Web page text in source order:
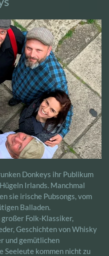
Donkeys ihr Publikum
Irlands. Manchmal
sie irische Pubsongs, vom
Balladen.
Folk-Klassiker,
Geschichten von Whisky
und gemütlichen
Seeleute kommen nicht zu